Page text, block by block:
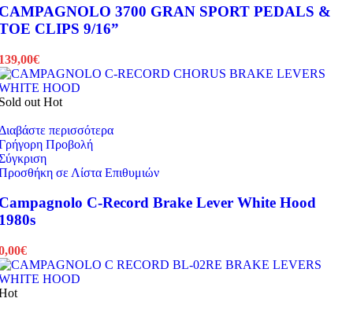
3700 GRAN SPORT PEDALS &
CLIPS 9/16”
€
out Hot
περισσότερα
Προβολή
σε Λίστα Επιθυμιών
C-Record Brake Lever White Hood
€